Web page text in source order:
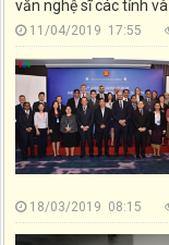
văn nghệ sĩ các tỉnh
11/04/2019 17:55
18/03/2019 08:15